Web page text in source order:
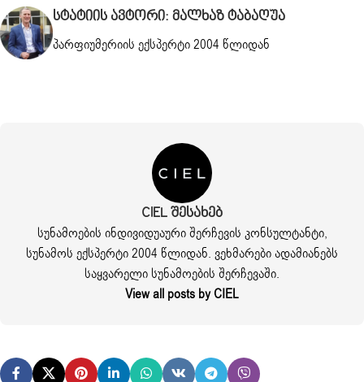
Სტატიის Ავტორი: Მალხაზ Ტაბაღუა
პარფიუმერიის ექსპერტი 2004 წლიდან
CIEL Შესახებ
სუნამოების ინდივიდუაური შერჩევის კონსულტანტი,
სუნამოს ექსპერტი 2004 წლიდან. ვეხმარები ადამიანებს
საყვარელი სუნამოების შერჩევაში.
View all posts by CIEL